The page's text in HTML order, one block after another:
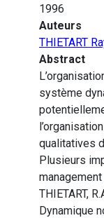
1996
Auteurs
THIETART
Abstract
système
qualitatives
Plusieurs
THIETART,
Dynamique